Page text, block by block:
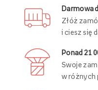
Darmowa
Złóż
i ciesz się
Ponad 21
Swoje
w różnych